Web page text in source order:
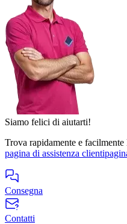
Siamo felici di aiutarti!
Trova rapidamente e
pagina di assistenza clienti
Consegna
Contatti